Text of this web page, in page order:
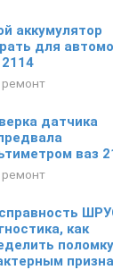
аккумулятор
для
датчика
ваз
как